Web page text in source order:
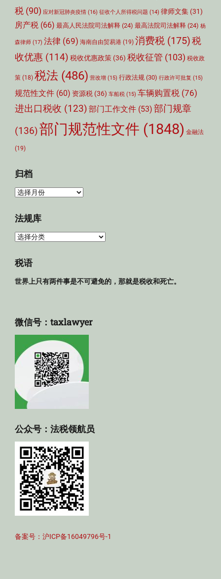
税 (90) 应对新冠肺炎疫情 (16) 征收个人所得税问题 (14) 律师文集 (31)
房产税 (66) 最高人民法院司法解释 (24) 最高法院司法解释 (24) 杨
森律师 (17) 法律 (69) 海南自由贸易港 (19) 消费税 (175)税
收优惠 (114) 税收优惠政策 (36) 税收征管 (103) 税收政
策 (18) 税法 (486) 营改增 (15) 行政法规 (30) 行政许可批复 (15)
规范性文件 (60) 资源税 (36) 车船税 (15) 车辆购置税 (76)
进出口税收 (123) 部门工作文件 (53) 部门规章
(136)部门规范性文件 (1848) 金融法
(19)
归档
归
法规库
法
库
税语
世界上只有两件事是不可避免的，那就是税收和死亡。
微信号：taxlawyer
公众号：法税领航员
备案号：沪ICP备16049796号-1